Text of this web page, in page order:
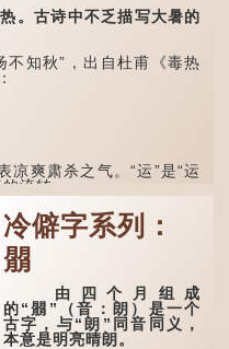
古诗中不乏描写大暑的
知秋”，出自杜甫《毒热
爽肃杀之气。“运”是“运
流转。
江苏），泛指长江中下
冷僻字系列：
朤
由四个月组成
的“朤”（音：朗）是一个
古字，与“朗”同音同义，
本意是明亮晴朗。